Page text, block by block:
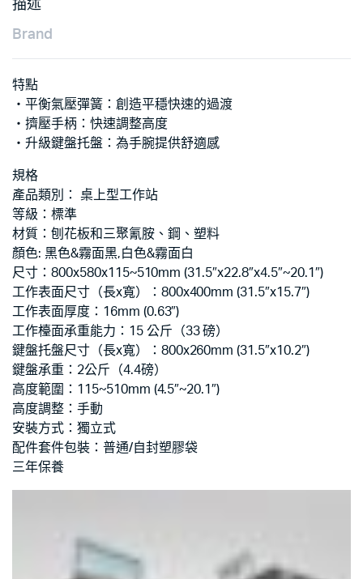
描述
Brand
特點
‧平衡氣壓彈簧：創造平穩快速的過渡
‧擠壓手柄：快速調整高度
‧升級鍵盤托盤：為手腕提供舒適感
規格
產品類別： 桌上型工作站
等級：標準
材質：刨花板和三聚氰胺、鋼、塑料
顏色: 黑色&霧面黑,白色&霧面白
尺寸：800x580x115~510mm (31.5″x22.8″x4.5″~20.1″)
工作表面尺寸（長x寬）：800x400mm (31.5″x15.7″)
工作表面厚度：16mm (0.63″)
工作檯面承重能力：15 公斤（33 磅）
鍵盤托盤尺寸（長x寬）：800x260mm (31.5″x10.2″)
鍵盤承重：2公斤（4.4磅）
高度範圍：115~510mm (4.5″~20.1″)
高度調整：手動
安裝方式：獨立式
配件套件包裝：普通/自封塑膠袋
三年保養